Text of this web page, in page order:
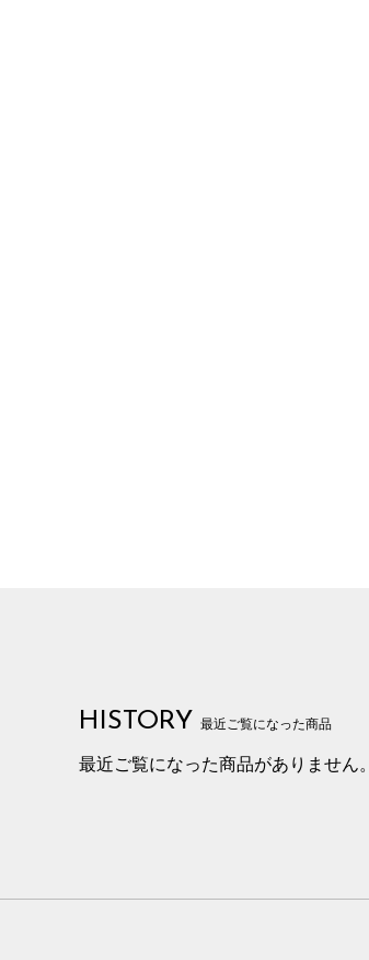
HISTORY 最近ご覧になった商品
最近ご覧になった商品がありません。